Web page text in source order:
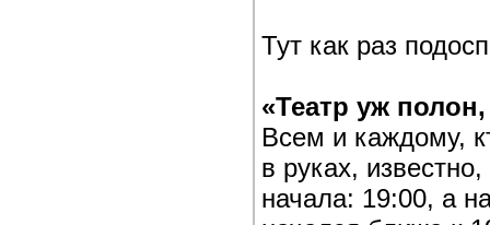
Тут как раз
«Театр уж
Всем и каждому,
в руках,
начала: 19:00, а